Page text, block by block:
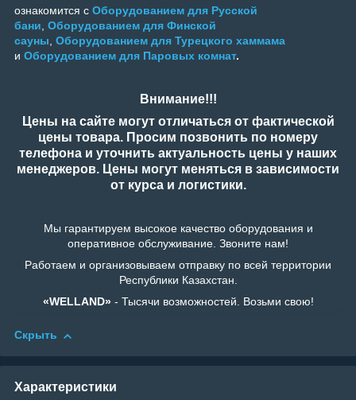
ознакомится с Оборудованием для Русской
бани, Оборудованием для Финской
сауны, Оборудованием для Турецкого хаммама
и Оборудованием для Паровых комнат.
Внимание!!!
Цены на сайте могут отличаться от фактической
цены товара. Просим позвонить по номеру
телефона и уточнить актуальность цены у наших
менеджеров. Цены могут меняться в зависимости
от курса и логистики.
Мы гарантируем высокое качество оборудования и
оперативное обслуживание. Звоните нам!
Работаем и организовываем отправку по всей территории
Республики Казахстан.
«WELLAND»- Тысячи возможностей. Возьми свою!
Скрыть
Характеристики